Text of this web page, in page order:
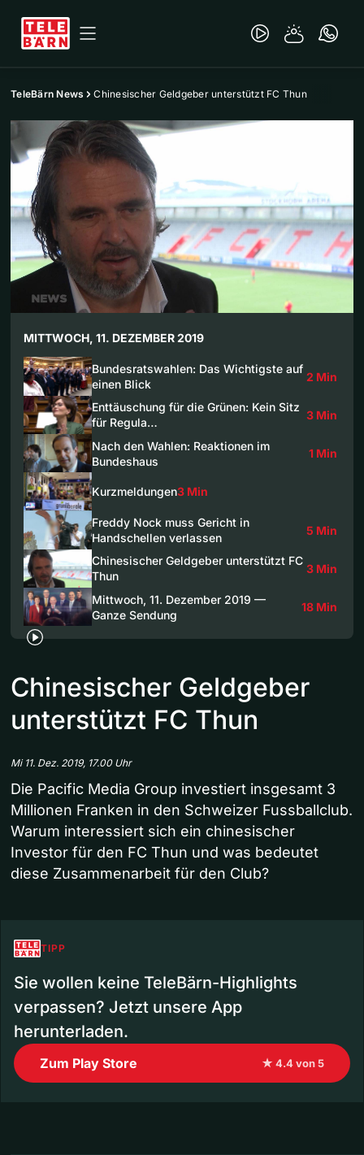
TeleBärn News Chinesischer Geldgeber unterstützt FC Thun
MITTWOCH, 11. DEZEMBER 2019
Bundesratswahlen: Das Wichtigste auf
einen Blick
2 Min
Enttäuschung für die Grünen: Kein Sitz
für Regula…
3 Min
Nach den Wahlen: Reaktionen im
Bundeshaus
1 Min
Kurzmeldungen3 Min
Freddy Nock muss Gericht in
Handschellen verlassen
5 Min
Chinesischer Geldgeber unterstützt FC
Thun
3 Min
Mittwoch, 11. Dezember 2019 —
Ganze Sendung
18 Min
Chinesischer Geldgeber
unterstützt FC Thun
Mi 11. Dez. 2019, 17.00 Uhr
Die Pacific Media Group investiert insgesamt 3
Millionen Franken in den Schweizer Fussballclub.
Warum interessiert sich ein chinesischer
Investor für den FC Thun und was bedeutet
diese Zusammenarbeit für den Club?
TIPP
Sie wollen keine TeleBärn-Highlights
verpassen? Jetzt unsere App
herunterladen.
Zum Play Store ★ 4.4 von 5